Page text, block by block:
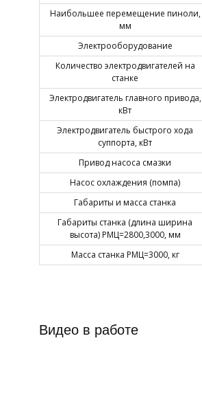
Наибольшее перемещение пиноли,
мм
Электрооборудование
Количество электродвигателей на
станке
Электродвигатель главного привода,
кВт
Электродвигатель быстрого хода
суппорта, кВт
Привод насоса смазки
Насос охлаждения (помпа)
Габариты и масса станка
Габариты станка (длина ширина
высота) РМЦ=2800,3000, мм
Масса станка РМЦ=3000, кг
Видео в работе